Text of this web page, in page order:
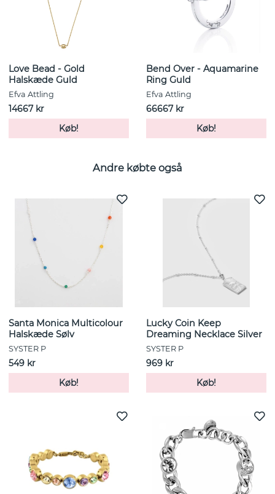
Love Bead - Gold
Halskæde Guld
Efva Attling
14667 kr
Køb!
Bend Over - Aquamarine
Ring Guld
Efva Attling
66667 kr
Køb!
Andre købte også
Santa Monica Multicolour
Halskæde Sølv
SYSTER P
549 kr
Køb!
Lucky Coin Keep
Dreaming Necklace Silver
SYSTER P
969 kr
Køb!